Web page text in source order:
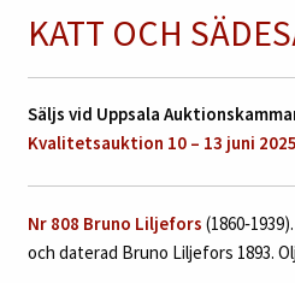
KATT OCH
Säljs vid Uppsala
Kvalitetsauktion 10 – 13 juni 2025
Nr 808 Bruno Liljefors
och daterad Bruno Liljefors 1893.